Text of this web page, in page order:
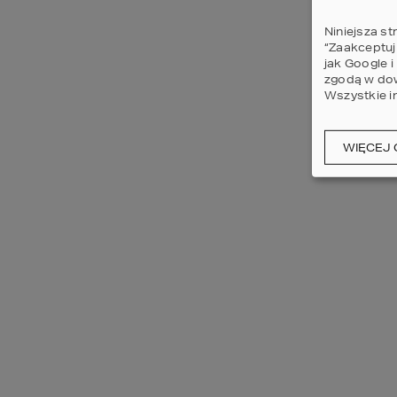
Niniejsza
jak Google
zgodą w
Wszystkie
WIĘCEJ